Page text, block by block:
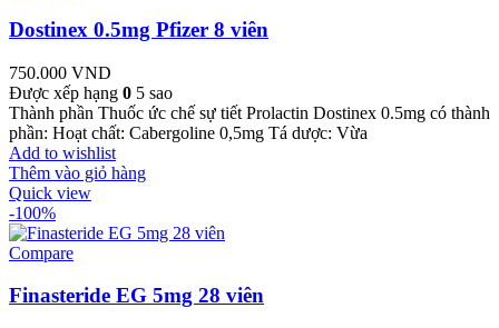
Dostinex 0.5mg Pfizer 8 viên
750.000 VND
Được xếp hạng 0 5 sao
Thành phần Thuốc ức chế sự tiết Prolactin Dostinex 0.5mg có thành
phần: Hoạt chất: Cabergoline 0,5mg Tá dược: Vừa
Add to wishlist
Thêm vào giỏ hàng
Quick view
-100%
Compare
Finasteride EG 5mg 28 viên